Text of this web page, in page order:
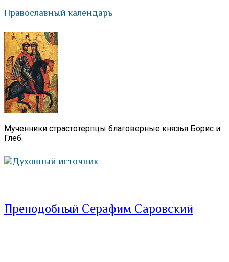
Православный календарь
Мученники страстотерпцы благоверные князья Борис и
Глеб.
Духовный источник
Преподобный Серафим Саровский